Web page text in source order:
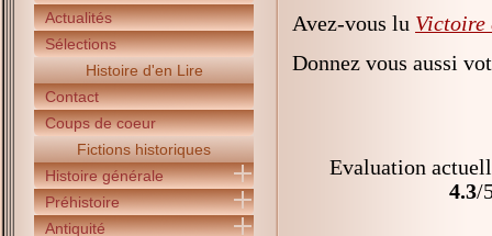
Actualités
Sélections
Histoire d'en Lire
Contact
Coups de coeur
Fictions historiques
Histoire générale
Préhistoire
Antiquité
Avez-vous lu Victoire
Donnez vous aussi
Evaluation
4.3/